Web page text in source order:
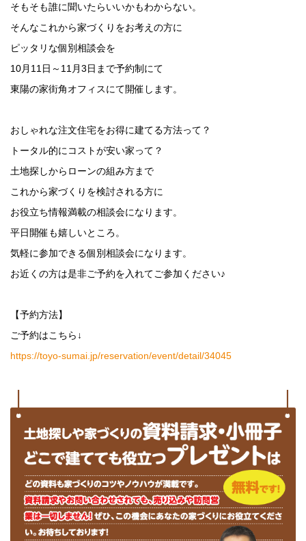
そもそも誰に聞いたらいいかもわからない。
そんなこれから家づくりをお考えの方に
ピッタリな個別相談会を
10月11日～11月3日まで予約制にて
東陽の家街角オフィスにて開催します。
おしゃれな注文住宅をお得に建てる方法って？
トータル的にコストが安い家って？
土地探しからローンの組み方まで
これから家づくりを検討される方に
お役立ち情報満載の相談会になります。
平日開催も嬉しいところ。
気軽に参加できる個別相談会になります。
お近くの方は是非ご予約を入れてご参加ください♪
【予約方法】
ご予約はこちら↓
https://toyo-sumai.jp/reservation/event/detail/34045